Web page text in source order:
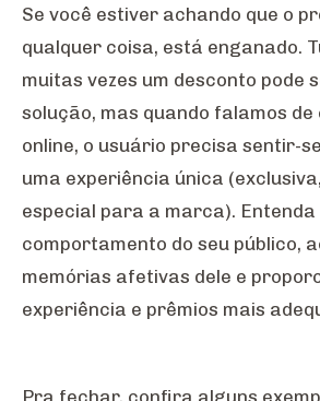
Se você estiver achando que o
qualquer coisa, está enganado.
muitas vezes um desconto pode
solução, mas quando falamos
online, o usuário precisa sentir-
uma experiência única
especial para a marca). Entenda
comportamento do seu público,
memórias afetivas dele e
experiência e prêmios mais
Pra fechar, confira alguns